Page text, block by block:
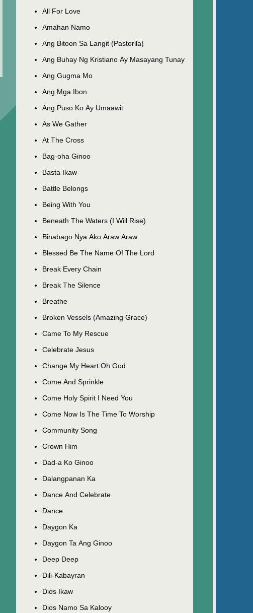
All For Love
Amahan Namo
Ang Bitoon Sa Langit (Pastorila)
Ang Buhay Ng Kristiano Ay Masayang Tunay
Ang Gugma Mo
Ang Mga Ibon
Ang Puso Ko Ay Umaawit
As We Gather
At The Cross
Bag-oha Ginoo
Basta Ikaw
Battle Belongs
Being With You
Beneath The Waters (I Will Rise)
Binabago Nya Ako Araw Araw
Blessed Be The Name Of The Lord
Break Every Chain
Break The Silence
Breathe
Broken Vessels (Amazing Grace)
Came To My Rescue
Celebrate Jesus
Change My Heart Oh God
Come And Sprinkle
Come Holy Spirit I Need You
Come Now Is The Time To Worship
Community Song
Crown Him
Dad-a Ko Ginoo
Dalangpanan Ka
Dance And Celebrate
Dance
Daygon Ka
Daygon Ta Ang Ginoo
Deep Deep
Dili-Kabayran
Dios Ikaw
Dios Namo Sa Kalooy